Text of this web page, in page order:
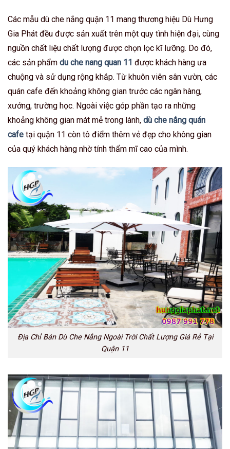
Các mẫu dù che nắng quận 11 mang thương hiệu Dù Hưng
Gia Phát đều được sản xuất trên một quy tình hiện đại, cùng
nguồn chất liệu chất lượng được chọn lọc kĩ lưỡng. Do đó,
các sản phẩm du che nang quan 11 được khách hàng ưa
chuộng và sử dụng rộng khắp. Từ khuôn viên sân vườn, các
quán cafe đến khoảng không gian trước các ngân hàng,
xưởng, trường học. Ngoài việc góp phần tạo ra những
khoảng không gian mát mẻ trong lành, dù che nắng quán
cafe tại quận 11 còn tô điểm thêm vẻ đẹp cho không gian
của quý khách hàng nhờ tính thẩm mĩ cao của mình.
Địa Chỉ Bán Dù Che Nắng Ngoài Trời Chất Lượng Giá Rẻ Tại
Quận 11